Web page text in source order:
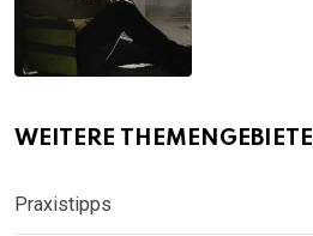
WEITERE THEMENGEBIETE
Praxistipps